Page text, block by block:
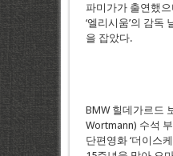
파미가가 출연했으
‘엘리시움’의 감독
을 잡았다.
BMW 힐데가르드
Wortmann) 수석
단편영화 ‘더이스케